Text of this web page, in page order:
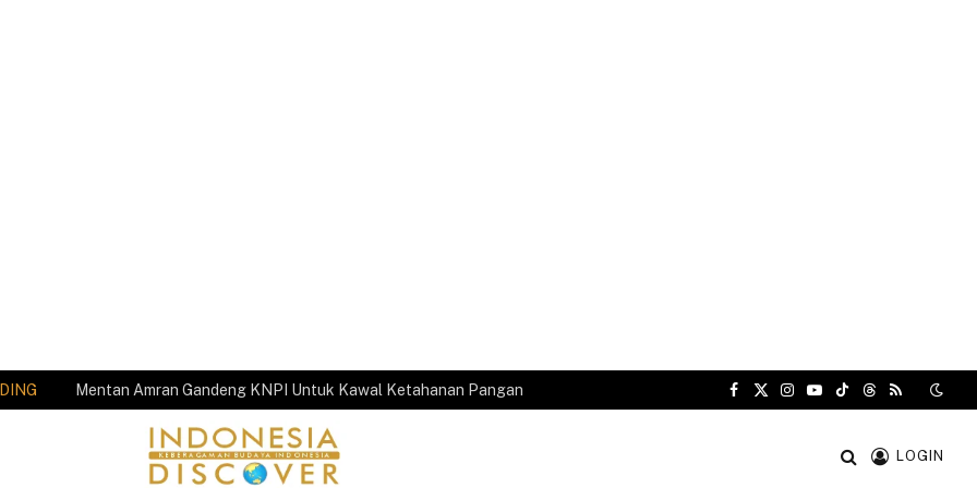
Mentan Amran Gandeng KNPI Untuk Kawal Ketahanan Pangan
Facebook
X
Instagram
YouTube
TikTokThreads
RSS
LOGIN